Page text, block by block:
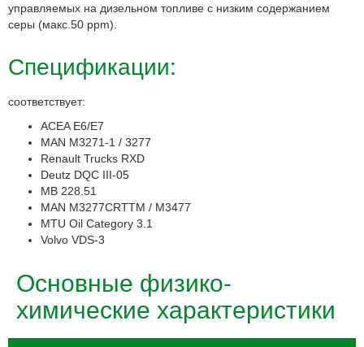
управляемых на дизельном топливе с низким содержанием
серы (макс.50 ppm).
Спецификации:
соответствует:
ACEA E6/E7
MAN M3271-1 / 3277
Renault Trucks RXD
Deutz DQC III-05
MB 228.51
MAN M3277CRTTM / M3477
MTU Oil Category 3.1
Volvo VDS-3
Основные физико-
химические характеристики